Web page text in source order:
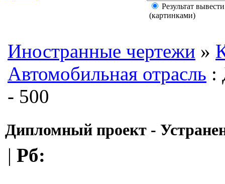
Результат
(картинками)
Иностранные чертежи »
Автомобильная отрасль :
- 500
Дипломный проект -
| Рб: